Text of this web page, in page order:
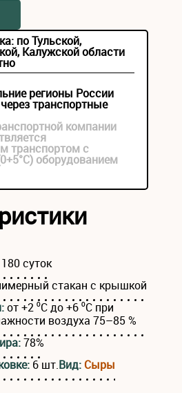
по Тульской,
Калужской области
регионы России
транспортные
компании
транспортом с
оборудованием
180 суток
стакан с крышкой
от +2 ⁰С до +6 ⁰С при
воздуха 75–85 %
78%
6 шт.Вид: Сыры